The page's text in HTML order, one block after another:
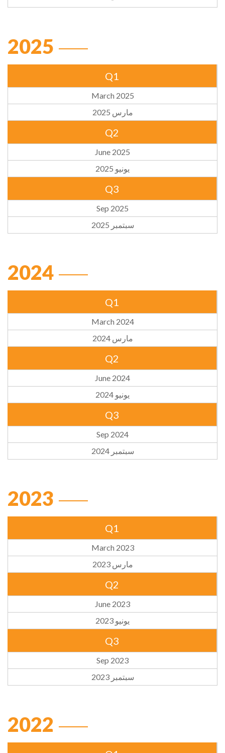
2025
Q1
March 2025
مارس 2025
Q2
June 2025
يونيو 2025
Q3
Sep 2025
سبتمبر 2025
2024
Q1
March 2024
مارس 2024
Q2
June 2024
يونيو 2024
Q3
Sep 2024
سبتمبر 2024
2023
Q1
March 2023
مارس 2023
Q2
June 2023
يونيو 2023
Q3
Sep 2023
سبتمبر 2023
2022